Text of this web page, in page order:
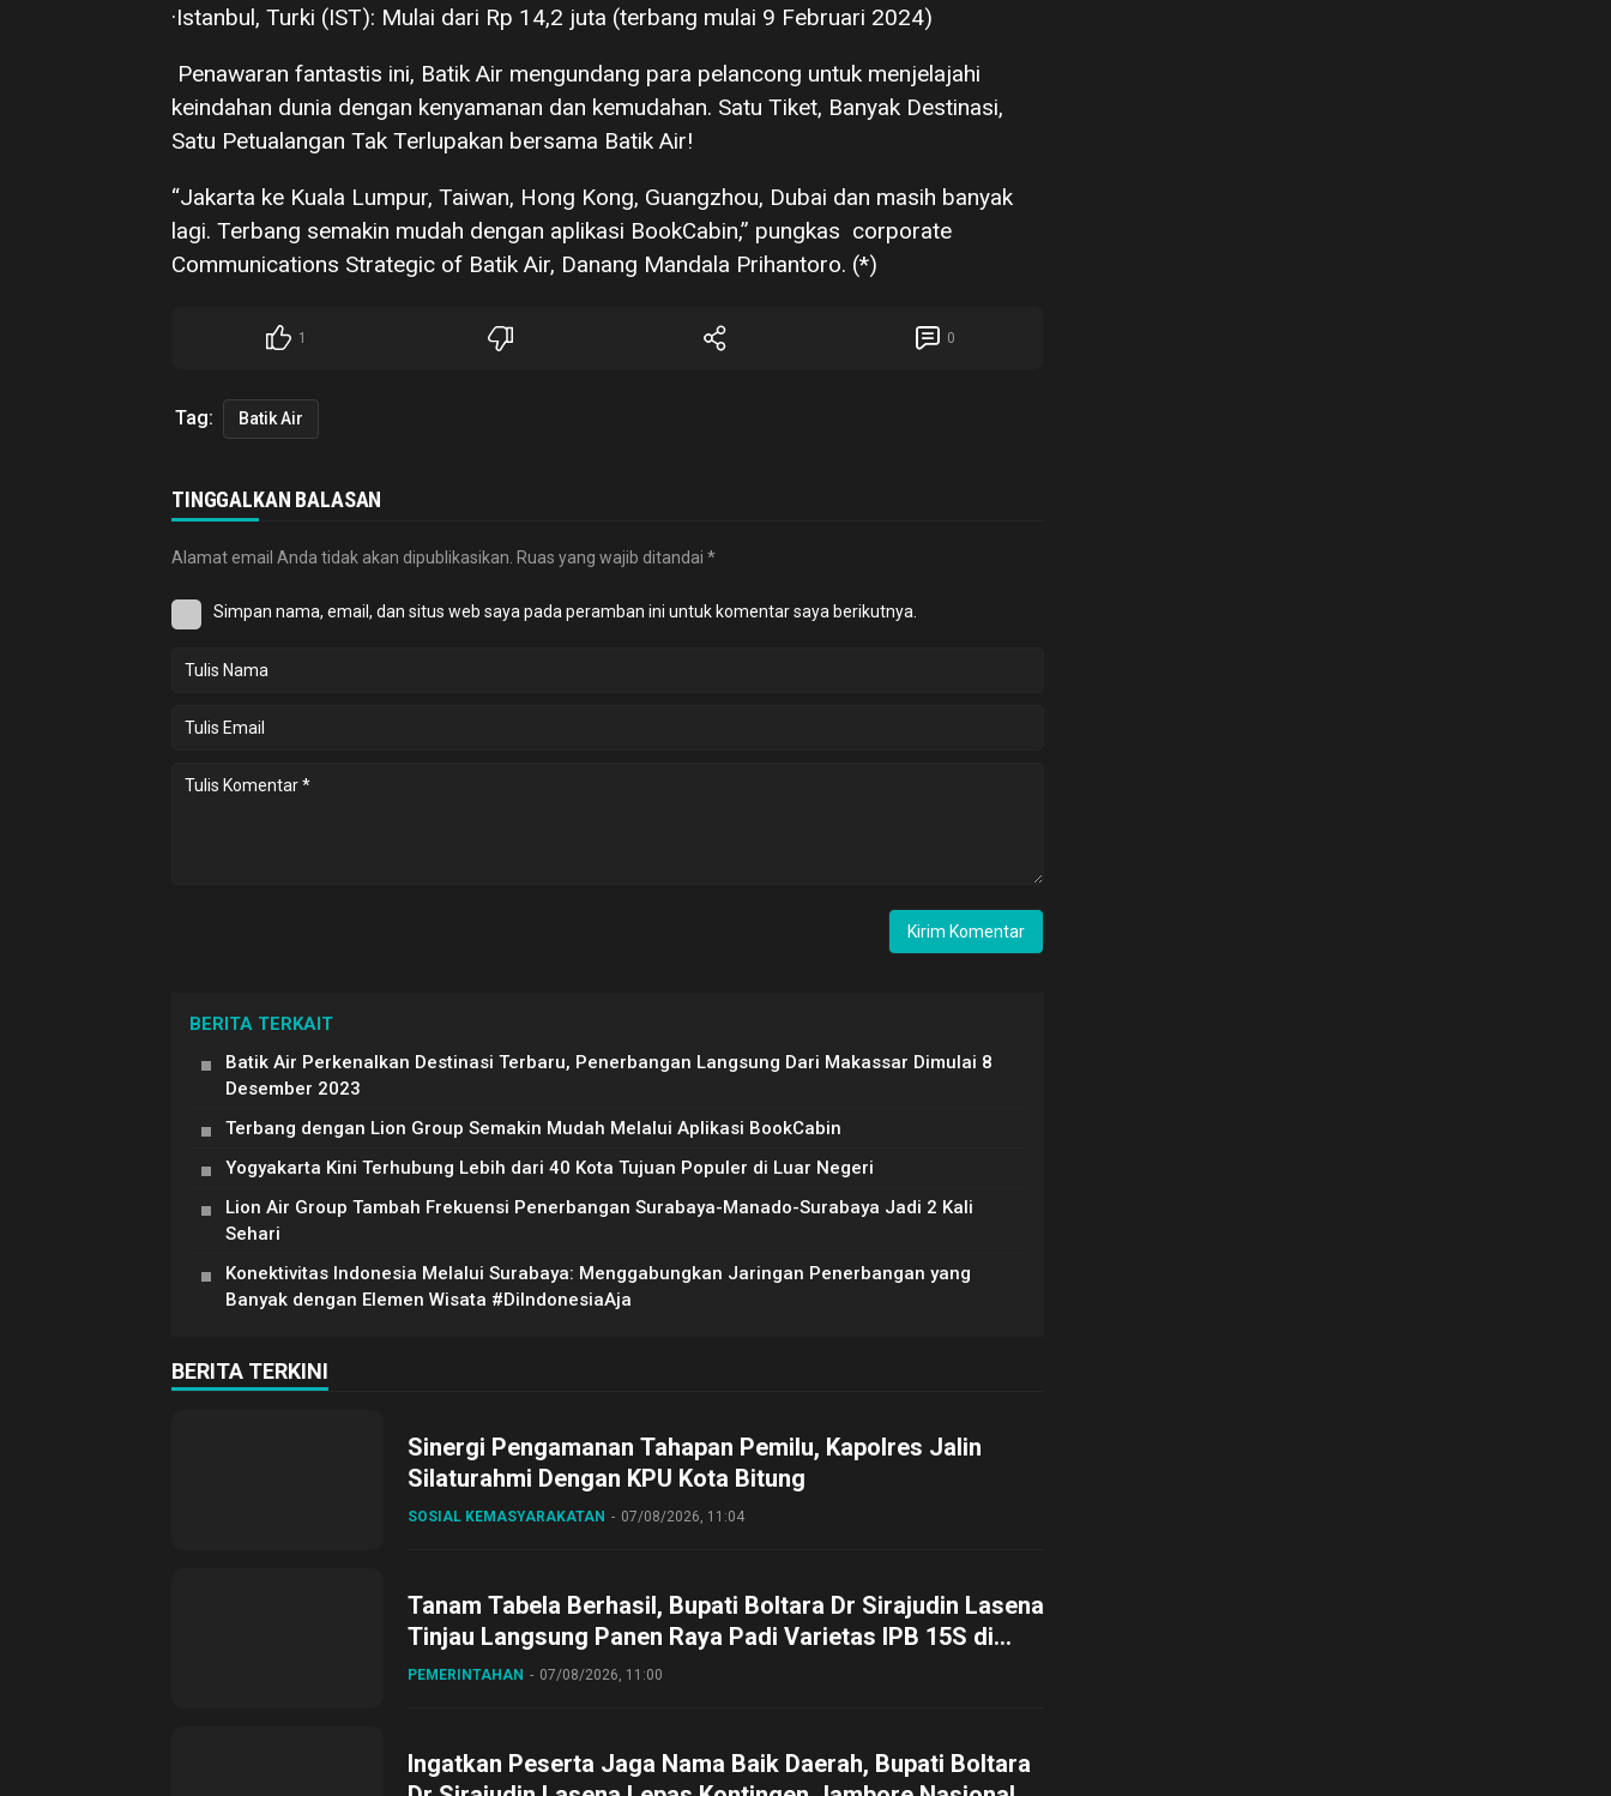
·Istanbul, Turki (IST): Mulai dari Rp 14,2 juta (terbang mulai 9 Februari 2024)
Penawaran fantastis ini, Batik Air mengundang para pelancong untuk menjelajahi
keindahan dunia dengan kenyamanan dan kemudahan. Satu Tiket, Banyak Destinasi,
Satu Petualangan Tak Terlupakan bersama Batik Air!
“Jakarta ke Kuala Lumpur, Taiwan, Hong Kong, Guangzhou, Dubai dan masih banyak
lagi. Terbang semakin mudah dengan aplikasi BookCabin,” pungkas corporate
Communications Strategic of Batik Air, Danang Mandala Prihantoro. (*)
1 0
Tag: Batik Air
TINGGALKAN BALASAN
Alamat email Anda tidak akan dipublikasikan. Ruas yang wajib ditandai *
Simpan nama, email, dan situs web saya pada peramban ini untuk komentar saya berikutnya.
BERITA TERKAIT
Batik Air Perkenalkan Destinasi Terbaru, Penerbangan Langsung Dari Makassar Dimulai 8
Desember 2023
Terbang dengan Lion Group Semakin Mudah Melalui Aplikasi BookCabin
Yogyakarta Kini Terhubung Lebih dari 40 Kota Tujuan Populer di Luar Negeri
Lion Air Group Tambah Frekuensi Penerbangan Surabaya-Manado-Surabaya Jadi 2 Kali
Sehari
Konektivitas Indonesia Melalui Surabaya: Menggabungkan Jaringan Penerbangan yang
Banyak dengan Elemen Wisata #DiIndonesiaAja
BERITA TERKINI
Sinergi Pengamanan Tahapan Pemilu, Kapolres Jalin
Silaturahmi Dengan KPU Kota Bitung
SOSIAL KEMASYARAKATAN 07/08/2026, 11:04
Tanam Tabela Berhasil, Bupati Boltara Dr Sirajudin Lasena
Tinjau Langsung Panen Raya Padi Varietas IPB 15S di
Desa Gihang
PEMERINTAHAN 07/08/2026, 11:00
Ingatkan Peserta Jaga Nama Baik Daerah, Bupati Boltara